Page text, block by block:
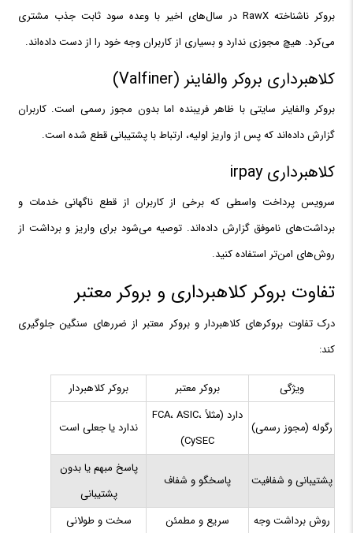
بروکر ناشناخته RawX در سال‌های اخیر با وعده سود ثابت جذب مشتری
می‌کرد. هیچ مجوزی ندارد و بسیاری از کاربران وجه خود را از دست داده‌اند.
کلاهبرداری بروکر والفاینر (Valfiner)
بروکر والفاینر سایتی با ظاهر فریبنده اما بدون مجوز رسمی است. کاربران
گزارش داده‌اند که پس از واریز اولیه، ارتباط با پشتیبانی قطع شده است.
کلاهبرداری irpay
سرویس پرداخت واسطی که برخی از کاربران از قطع ناگهانی خدمات و
برداشت‌های ناموفق گزارش داده‌اند. توصیه می‌شود برای واریز و برداشت از
روش‌های امن‌تر استفاده کنید.
تفاوت بروکر کلاهبرداری و بروکر معتبر
درک تفاوت بروکرهای کلاهبردار و بروکر معتبر از ضررهای سنگین جلوگیری
کند:
ویژگی بروکر معتبر بروکر کلاهبردار
رگوله (مجوز رسمی)
دارد (مثلاً FCA، ASIC،
CySEC)
ندارد یا جعلی است
پشتیبانی و شفافیت پاسخگو و شفاف
پاسخ مبهم یا بدون
پشتیبانی
روش برداشت وجه
سریع و مطمئن
سخت و طولانی